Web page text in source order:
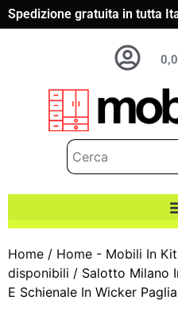
Spedizione gratuita in tutta
Home / Home - Mobili In Kit
disponibili / Salotto Milano
E Schienale In Wicker